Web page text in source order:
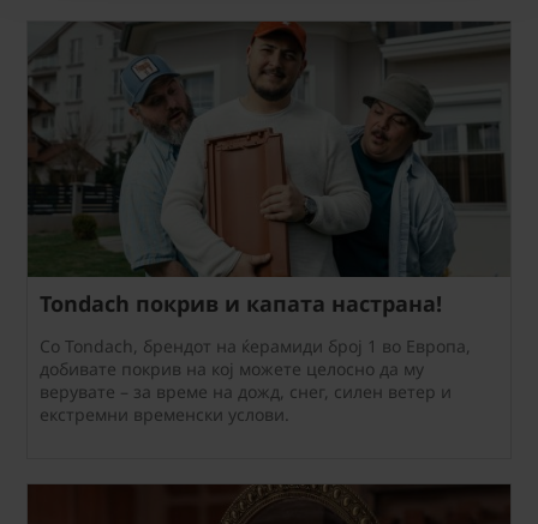
Tondach покрив и капата настрана!
Со Tondach, брендот на ќерамиди број 1 во Европа,
добивате покрив на кој можете целосно да му
верувате – за време на дожд, снег, силен ветер и
екстремни временски услови.